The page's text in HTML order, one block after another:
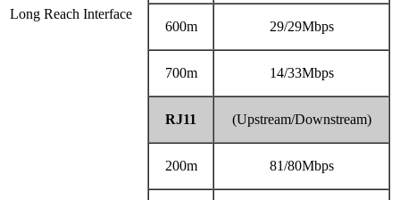
Long Reach Interface
600m 29/29Mbps
700m 14/33Mbps
RJ11 (Upstream/Downstream)
200m 81/80Mbps